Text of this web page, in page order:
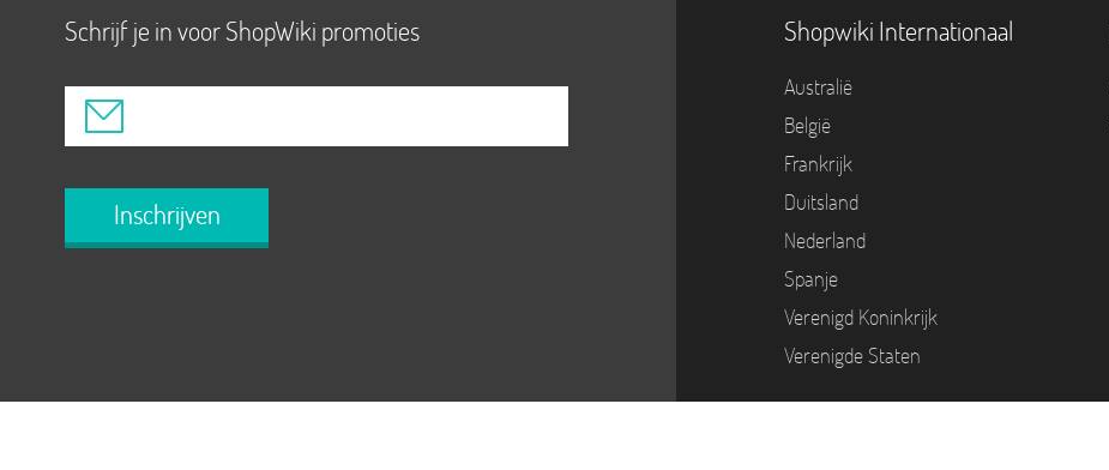
Schrijf je in voor ShopWiki promoties
Inschrijven
Shopwiki Internationaal
Australië
België
Frankrijk
Duitsland
Nederland
Spanje
Verenigd Koninkrijk
Verenigde Staten